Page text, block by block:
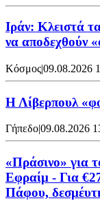
Ιράν: Κλειστά
να αποδεχθούν
Κόσμος|09.08.2026
Η Λίβερπουλ
Γήπεδο09.08.2026
«Πράσινο» για
Εφραίμ - Για
Πάφου,